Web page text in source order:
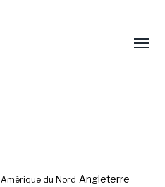
Amérique du Nord Angleterre